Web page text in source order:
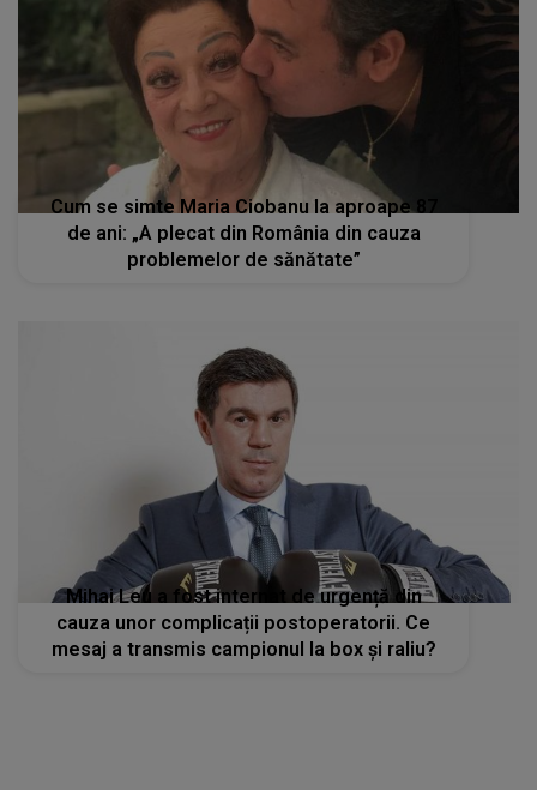
Cum se simte Maria Ciobanu la aproape 87
de ani: „A plecat din România din cauza
problemelor de sănătate”
Mihai Leu a fost internat de urgență din
cauza unor complicații postoperatorii. Ce
mesaj a transmis campionul la box și raliu?